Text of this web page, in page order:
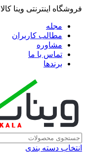
فروشگاه اینترنتی وینا کالا
مجله
مطالب کاربران
مشاوره
تماس با ما
برندها
انتخاب دسته بندی